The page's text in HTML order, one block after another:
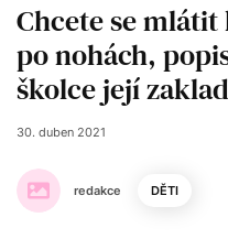
Chcete se
po nohách,
školce její
redakce
30. duben 2021
DĚTI